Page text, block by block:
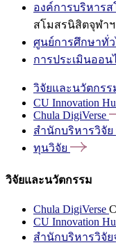
องค์การบริหาร
สโมสรนิสิตจุฬา
ศูนย์การศึกษาทั่ว
การประเมินออน
วิจัยและนวัตกรร
CU Innovation
Chula DigiVerse
สำนักบริหารวิจัย
ทุนวิจัย
วิจัยและนวัตกรรม
Chula DigiVerse
CU Innovation
สำนักบริหารวิจัย